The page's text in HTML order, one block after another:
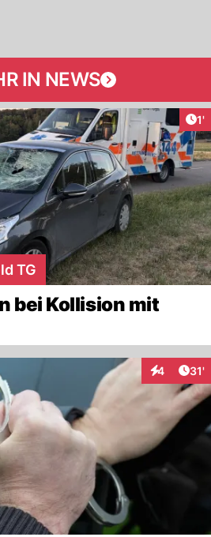
IN NEWS
1'
TG
bei Kollision mit
4 31'